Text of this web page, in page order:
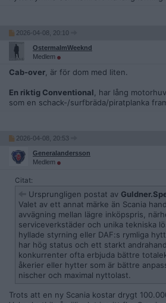
2026-04-08, 20:10
OstermalmWeeknd
Medlem
Cab-over, är för dom med liten.
En riktig Conventional, har lång
som en schack-/surfbräda/piratplanka
2026-04-08, 20:53
Generalandersson
Medlem
Citat:
Ursprungligen postat av
Valet av ett annat märke än Scania
avvägning mellan lägre inköpspris,
serviceverkstäder och unika tekniska
hyllade styrning eller DAF:s rymliga
har hög status och ett starkt
konkurrenter ofta erbjuda bättre
åkerier eller hytter som är bättre
nischer och maximal nyttolast.
Trots att en ny Scania kostar drygt